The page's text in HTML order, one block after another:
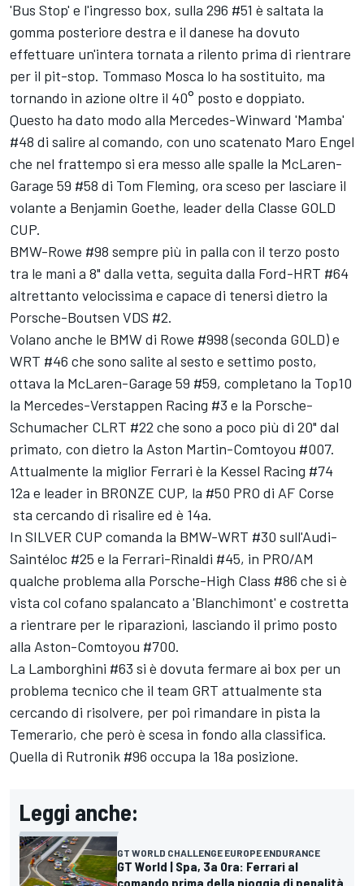
'Bus Stop' e l'ingresso box, sulla 296 #51 è saltata la
gomma posteriore destra e il danese ha dovuto
effettuare un'intera tornata a rilento prima di rientrare
per il pit-stop. Tommaso Mosca lo ha sostituito, ma
tornando in azione oltre il 40° posto e doppiato.
Questo ha dato modo alla Mercedes-Winward 'Mamba'
#48 di salire al comando, con uno scatenato Maro Engel
che nel frattempo si era messo alle spalle la McLaren-
Garage 59 #58 di Tom Fleming, ora sceso per lasciare il
volante a Benjamin Goethe, leader della Classe GOLD
CUP.
BMW-Rowe #98 sempre più in palla con il terzo posto
tra le mani a 8" dalla vetta, seguita dalla Ford-HRT #64
altrettanto velocissima e capace di tenersi dietro la
Porsche-Boutsen VDS #2.
Volano anche le BMW di Rowe #998 (seconda GOLD) e
WRT #46 che sono salite al sesto e settimo posto,
ottava la McLaren-Garage 59 #59, completano la Top10
la Mercedes-Verstappen Racing #3 e la Porsche-
Schumacher CLRT #22 che sono a poco più di 20" dal
primato, con dietro la Aston Martin-Comtoyou #007.
Attualmente la miglior Ferrari è la Kessel Racing #74
12a e leader in BRONZE CUP, la #50 PRO di AF Corse
sta cercando di risalire ed è 14a.
In SILVER CUP comanda la BMW-WRT #30 sull'Audi-
Saintéloc #25 e la Ferrari-Rinaldi #45, in PRO/AM
qualche problema alla Porsche-High Class #86 che si è
vista col cofano spalancato a 'Blanchimont' e costretta
a rientrare per le riparazioni, lasciando il primo posto
alla Aston-Comtoyou #700.
La Lamborghini #63 si è dovuta fermare ai box per un
problema tecnico che il team GRT attualmente sta
cercando di risolvere, per poi rimandare in pista la
Temerario, che però è scesa in fondo alla classifica.
Quella di Rutronik #96 occupa la 18a posizione.
Leggi anche:
GT WORLD CHALLENGE EUROPE ENDURANCE
GT World | Spa, 3a Ora: Ferrari al
comando prima della pioggia di penalità